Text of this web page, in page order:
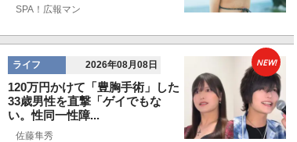
SPA！広報マン
ライフ 2026年08月08日
120万円かけて「豊胸手術」した
33歳男性を直撃「ゲイでもな
い。性同一性障...
佐藤隼秀
NEW!